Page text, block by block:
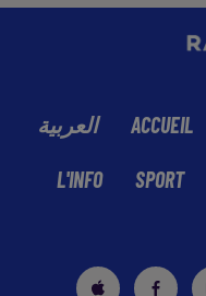
العربية ACCUEIL
L'INFO SPORT